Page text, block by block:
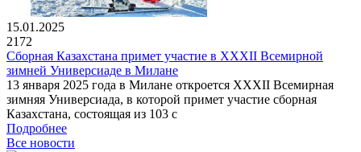
15.01.2025
2172
Сборная Казахстана примет участие в XXXII Всемирной
зимней Универсиаде в Милане
13 января 2025 года в Милане откроется XXXII Всемирная
зимняя Универсиада, в которой примет участие сборная
Казахстана, состоящая из 103 с
Подробнее
Все новости